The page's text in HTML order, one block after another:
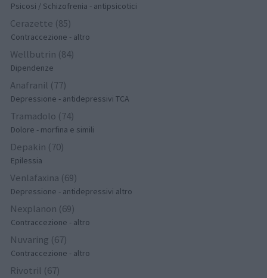
Psicosi / Schizofrenia - antipsicotici
Cerazette (85)
Contraccezione - altro
Wellbutrin (84)
Dipendenze
Anafranil (77)
Depressione - antidepressivi TCA
Tramadolo (74)
Dolore - morfina e simili
Depakin (70)
Epilessia
Venlafaxina (69)
Depressione - antidepressivi altro
Nexplanon (69)
Contraccezione - altro
Nuvaring (67)
Contraccezione - altro
Rivotril (67)